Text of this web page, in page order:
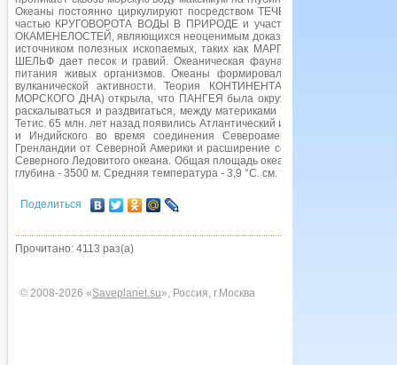
Океаны постоянно циркулируют посредством ТЕЧЕНИЙ, ПРИЛИВОВ и
частью КРУГОВОРОТА ВОДЫ B ПРИРОДЕ и участвуют в
ОКАМЕНЕЛОСТЕЙ, являющихся неоценимым доказательством эволюции
источником полезных ископаемых, таких как МАРГАНЦЕВЫЕ
ШЕЛЬФ дает песок и гравий. Океаническая фауна, например РЫБА и
питания живых организмов. Океаны формировались в течение
вулканической активности. Теория КОНТИНЕНТАЛЬНОГО ДРЕЙФА
МОРСКОГО ДНА) открыла, что ПАНГЕЯ была окружена огромным
раскалываться и раздвигаться, между материками образовался
Тетис. 65 млн. лет назад появились Атлантический и Индийский океаны.
и Индийского во время соединения Североамериканского и Южно-
Гренландии от Северной Америки и расширение северной части
Северного Ледовитого океана. Общая площадь океанов 360 млн. км2.
глубина - 3500 м. Средняя температура - 3,9 °С. см. также
Поделиться
Прочитано: 4113 раз(а)
© 2008-2026 «Saveplanet.su», Россия, г.Москва